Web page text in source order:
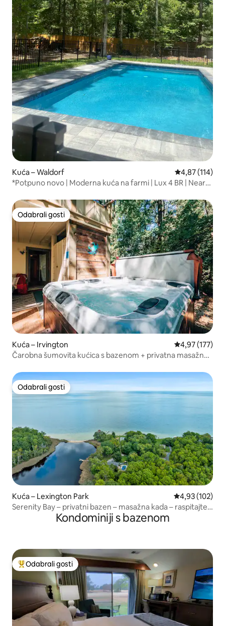
Kuća – Waldorf Prosječna
4,87 (114)
*Potpuno novo | Moderna kuća na farmi | Lux 4 BR | Near
Odabrali gosti
Odabrali gosti
Kuća – Irvington Prosječna
4,97 (177)
Čarobna šumovita kućica s bazenom + privatna masažna
Odabrali gosti
Odabrali gosti
Kuća – Lexington Park Prosječna
4,93 (102)
Serenity Bay – privatni bazen – masažna kada – raspitajte
se o dvama noćenjima!Kondominiji s bazenom
Među najviše rangiranima s oznakom „Odabrali gosti”
Odabrali gosti